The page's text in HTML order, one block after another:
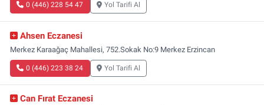
0 (446) 228 54 47 Yol Tarifi Al
Ahsen Eczanesi
Merkez Karaağaç Mahallesi, 752.Sokak No:9 Merkez Erzincan
0 (446) 223 38 24 Yol Tarifi Al
Can Fırat Eczanesi